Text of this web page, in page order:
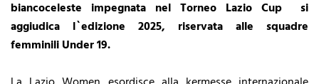
biancoceleste impegnata nel Torneo Lazio Cup si
aggiudica l`edizione 2025, riservata alle squadre
femminili Under 19.